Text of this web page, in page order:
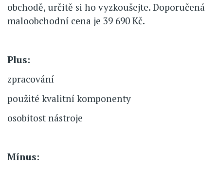
obchodě, určitě si ho vyzkoušejte. Doporučená
maloobchodní cena je 39 690 Kč.
Plus:
zpracování
použité kvalitní komponenty
osobitost nástroje
Mínus: